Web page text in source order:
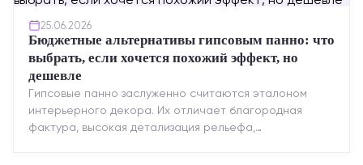
25.06.2026
Бюджетные альтернативы гипсовым панно: что
выбрать, если хочется похожий эффект, но
дешевле
Гипсовые панно заслуженно считаются эталоном
интерьерного декора. Их отличает благородная
фактура, высокая детализация рельефа,